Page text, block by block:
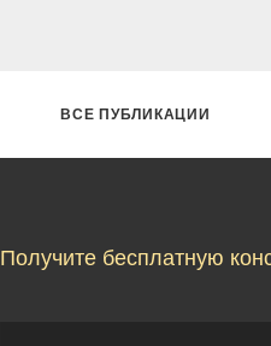
ВСЕ ПУБЛИКАЦИИ
Получите бесплатную